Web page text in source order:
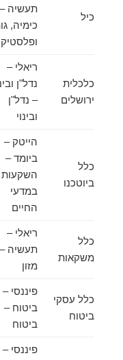
תעשיה –
כימיה, גומי
ופלסטיק
כלכלית
ירושלים
ריאלי –
נדל"ן ובינוי
– נדל"ן
ובינוי
ביוטכנו
הייטק –
ביומד –
השקעות
במדעי
החיים
משקאות
ריאלי –
תעשיה –
כלל עסקי
ביטוח
פיננסי –
ביטוח –
ביטוח
פיננסי –